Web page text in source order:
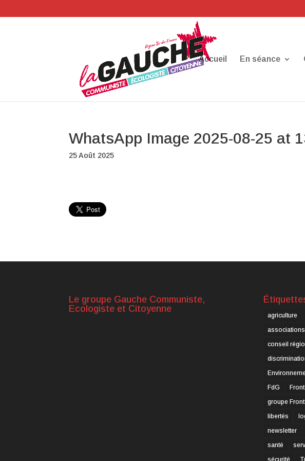
Accueil En séance
WhatsApp Image 2025-08-25 at
25 Août 2025
Le groupe Gauche Communiste,
Ecologiste et Citoyenne
agriculture
associations
conseil
FdG
groupe
libertés
newsletter
santé
sécurité